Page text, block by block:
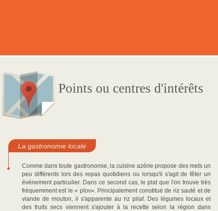
Points ou centres d'intérêts
La gastronomie locale
Comme dans toute gastronomie, la cuisine azérie propose des mets un
peu différents lors des repas quotidiens ou lorsqu'il s'agit de fêter un
événement particulier. Dans ce second cas, le plat que l'on trouve très
fréquemment est le « plov». Principalement constitué de riz sauté et de
viande de mouton, il s'apparente au riz pilaf. Des légumes locaux et
des fruits secs viennent s'ajouter à la recette selon la région dans